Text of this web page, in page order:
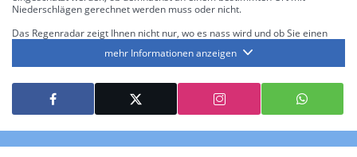
Niederschlägen gerechnet werden muss oder nicht.
Das Regenradar zeigt Ihnen nicht nur, wo es nass wird und ob Sie einen
die Niederschlagsintensität. Diese bezieht sich laut offiziellen Richtlinien
jeweils auf die Niederschlagsmenge in l/m² pro Stunde Regen- bzw.
Schneefall. Die 6 Stufen sind wie folgt gegliedert: Die hellen Blautöne
symbolisieren leichte bis mäßige Regen- bzw. Schneefälle mit einer
Intensität bis 8.1 l/m² pro Stunde. Dunkelblau repräsentiert mäßige bis
starke Niederschläge bis 35 l/m² pro Stunde. Hier können bereits Gewitter
auftreten. Extreme bzw. unwetterartige Niederschlagsereignisse mit
mehr Informationen anzeigen